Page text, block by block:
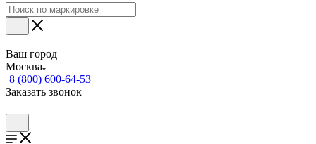
Ваш город
Москва
8 (800) 600-64-53
Заказать звонок